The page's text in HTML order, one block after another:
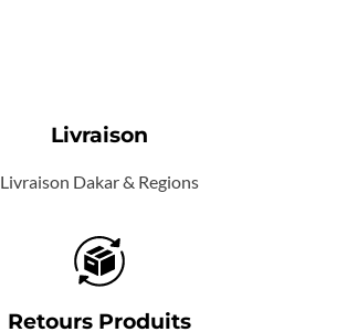
Livraison
Livraison Dakar & Regions
Retours Produits